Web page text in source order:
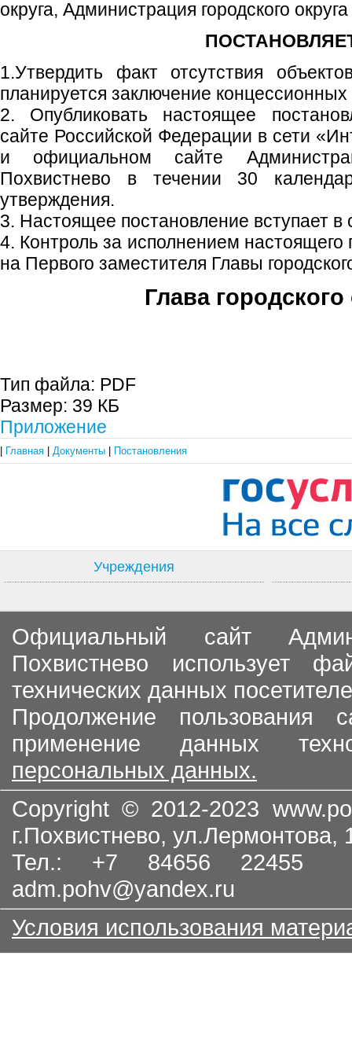
округа, Администрация городского
1.Утвердить факт отсутствия
планируется заключение
2. Опубликовать настоящее
сайте Российской Федерации в сети
и официальном сайте
Похвистнево в течении 30
утверждения.
3. Настоящее постановление вступает в
4. Контроль за исполнением настоящего
на Первого заместителя Главы
Глава городского
Тип файла: PDF
Размер: 39 КБ
Приложение
Главная Документы Постановления
Учреждения
Официальный сайт
Похвистнево использует
технических данных
Продолжение пользования
применение данных
персональных данных.
Copyright © 2012-2023
г.Похвистнево, ул.Лермонтова,
Тел.: +7 84656
adm.pohv@yandex.ru
Условия использования